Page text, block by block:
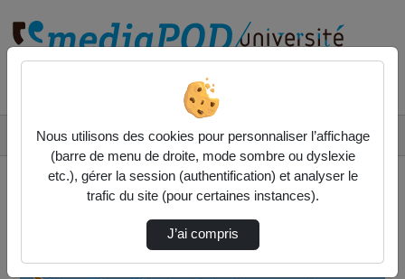
Conférences plénières / Questions-Réponses
Nous utilisons des cookies pour personnaliser l’affichage
(barre de menu de droite, mode sombre ou dyslexie
etc.), gérer la session (authentification) et analyser le
trafic du site (pour certaines instances).
J’ai compris